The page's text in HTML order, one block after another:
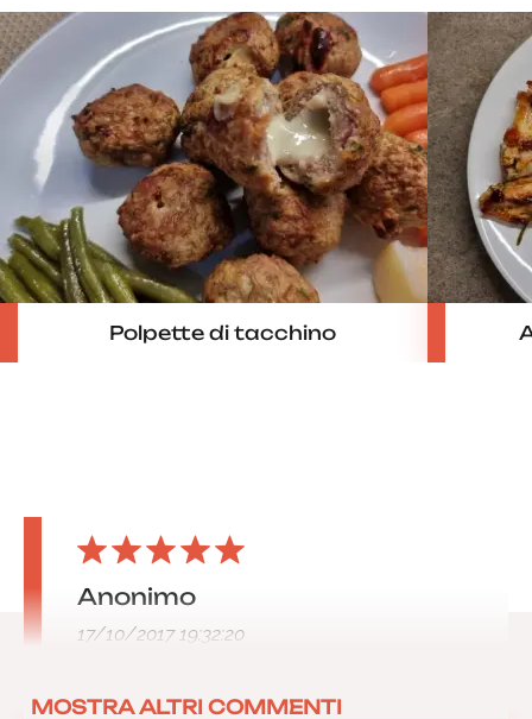
Polpette di tacchino
Anonimo
17/10/2017 19:32:20
MOSTRA ALTRI COMMENTI